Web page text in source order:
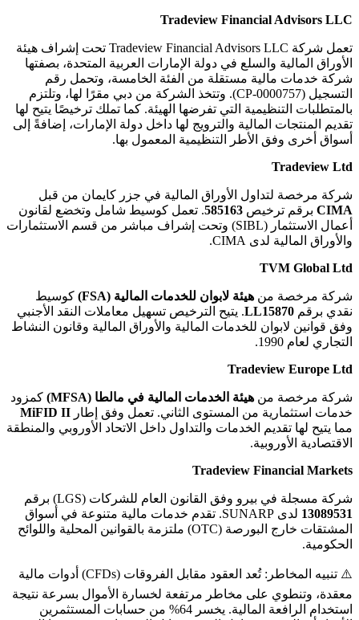
Tradeview Financial Advisors LLC
تعمل شركة Tradeview Financial Advisors LLC تحت إشراف هيئة
الأوراق المالية والسلع في دولة الإمارات العربية المتحدة، بصفتها
شركة خدمات مالية مستقلة من الفئة الخامسة، وتحمل رقم
التسجيل (CP-0000757). وتتخذ الشركة من دبي مقرًا لها، وتلتزم
بالمتطلبات التنظيمية التي تفرضها الهيئة. كما تملك ترخيصًا يتيح لها
تقديم المنتجات المالية والترويج لها داخل دولة الإمارات، إضافةً إلى
أسواق أخرى وفق الأطر التنظيمية المعمول بها.
Tradeview Ltd
شركة مرخصة لتداول الأوراق المالية في جزر كايمان من قبل
CIMA برقم ترخيص 585163. تعمل كوسيط شامل وتخضع لقانون
أعمال الاستثمار (SIBL) وتحت إشراف مباشر من قسم الاستثمارات
والأوراق المالية لدى CIMA.
TVM Global Ltd
شركة مرخصة من هيئة لابوان للخدمات المالية (FSA)
كوسيط
نقدي برقم LL15870. يتيح الترخيص تسهيل معاملات النقد الأجنبي
وفق قوانين لابوان للخدمات المالية والأوراق المالية وقانون النشاط
التجاري لعام 1990.
Tradeview Europe Ltd
شركة مرخصة من هيئة الخدمات المالية في مالطا (MFSA)
كمزود
خدمات استثمارية من المستوى الثاني. تعمل وفق إطار MiFID II
مما يتيح لها تقديم الخدمات والتداول داخل الاتحاد الأوروبي والمنطقة
الاقتصادية الأوروبية.
Tradeview Financial Markets
شركة مسجلة في بيرو وفق القانون العام للشركات (LGS) برقم
13089531
لدى SUNARP. تقدم خدمات مالية متنوعة في أسواق
المشتقات خارج البورصة (OTC) ملتزمة بالقوانين المحلية واللوائح
الحكومية.
⚠️ تنبيه المخاطر: تُعد العقود مقابل الفروقات (CFDs) أدوات مالية
معقدة، وتنطوي على مخاطر مرتفعة لخسارة الأموال بسرعة نتيجة
استخدام الرافعة المالية. يخسر 64% من حسابات المستثمرين